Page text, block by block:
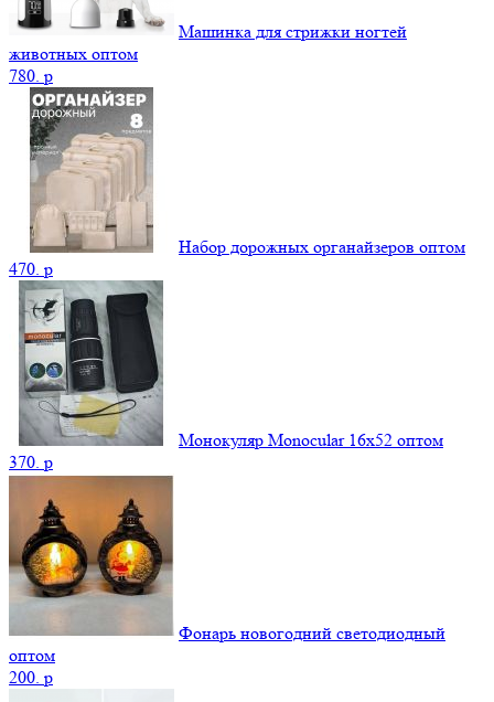
Машинка для стрижки ногтей
животных оптом
780. p
Набор дорожных органайзеров оптом
470. p
Монокуляр Monocular 16x52 оптом
370. p
Фонарь новогодний светодиодный
оптом
200. p